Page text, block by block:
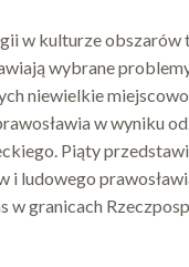
w kulturze obszarów
wybrane
niewielkie
w wyniku
Piąty
i ludowego
w granicach